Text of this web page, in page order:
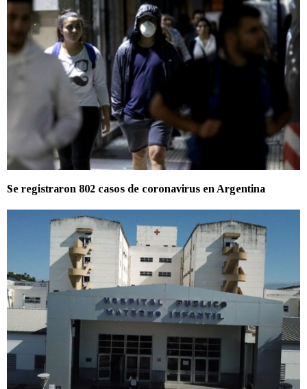
Se registraron 802 casos de coronavirus en Argentina